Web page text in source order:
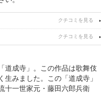
道成寺」。この作品は歌舞伎
みました。この「道成寺」
十一世家元・藤田六郎兵衛